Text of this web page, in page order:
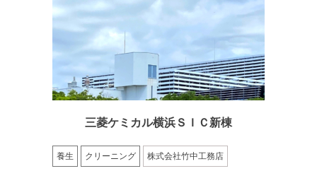
三菱ケミカル横浜ＳＩＣ新棟
養生 クリーニング 株式会社竹中工務店